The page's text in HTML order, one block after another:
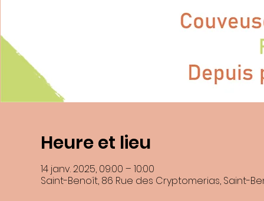
En soumettant ce formulaire, j’accepte que les informations saisies
recontacter, et
Les données collectées seront
Heure et lieu
14 janv. 2025, 09:00 – 10:00
Saint-Benoît, 86 Rue des Cryptomerias, Saint-